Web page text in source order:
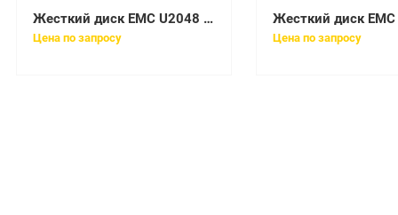
Жесткий диск EMC U2048 7200 2Gbit 520bps Fibre Channel 40pin 3,5" For FC4700-2 FC4700 IP4700 Systems(FC-30-36E)
Цена по запросу Цена по запросу